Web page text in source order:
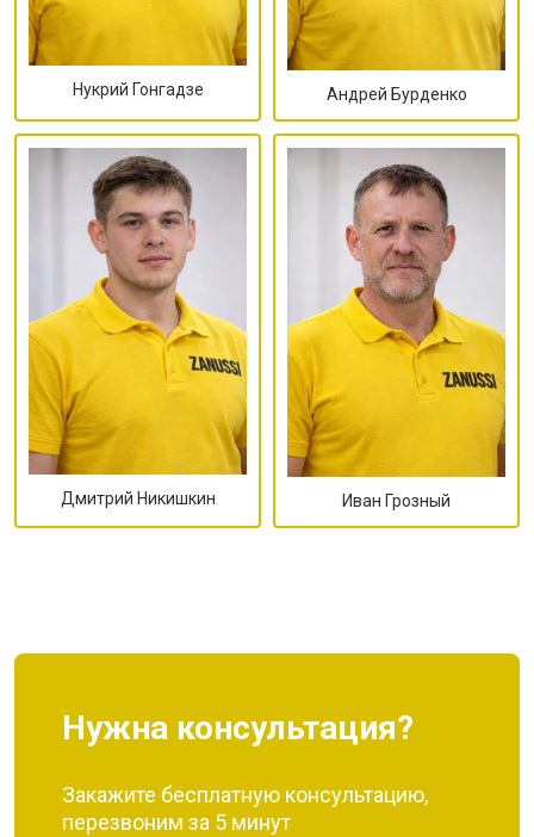
Нукрий Гонгадзе Андрей Бурденко
Дмитрий Никишкин Иван Грозный
Нужна консультация?
Закажите бесплатную консультацию,
перезвоним за 5 минут